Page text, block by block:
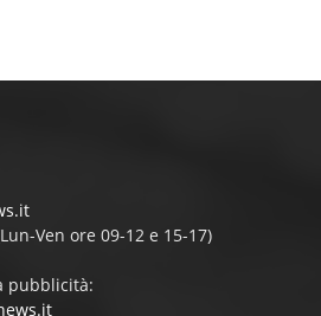
Ven ore 09-12 e 15-17)
pubblicità: